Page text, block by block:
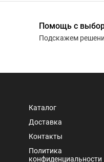
Помощь с
Подскажем
Каталог
Доставка
Контакты
Политика
конфиденциальности